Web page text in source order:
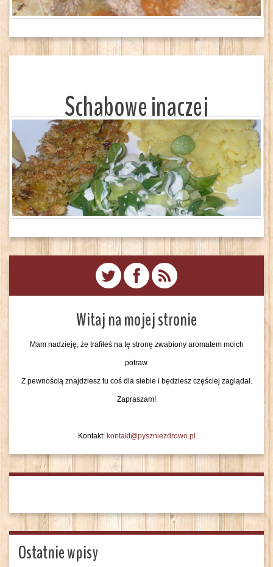
Schabowe inaczej
Witaj na mojej stronie
Mam nadzieję, że trafiłeś na tę stronę zwabiony aromatem moich
potraw.
Z pewnością znajdziesz tu coś dla siebie i będziesz częściej zaglądał.
Zapraszam!
Kontakt: kontakt@pyszniezdrowo.pl
Ostatnie wpisy